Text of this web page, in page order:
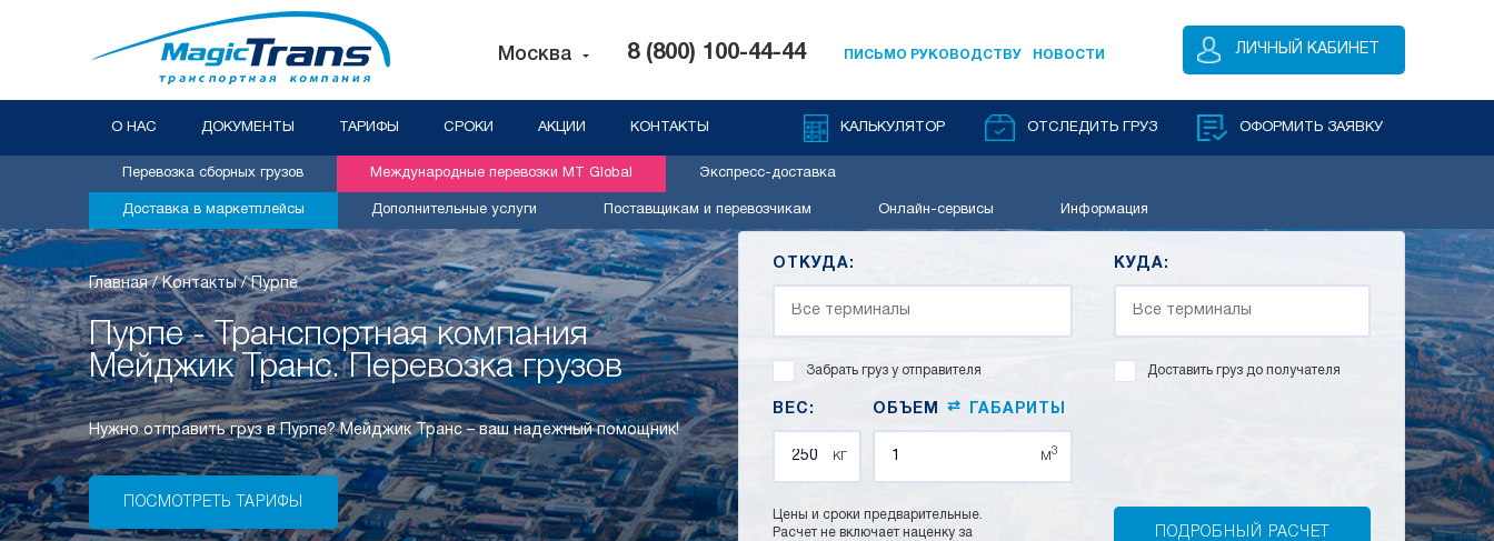
Москва 8 (800) 100-44-44 ПИСЬМО РУКОВОДСТВУ НОВОСТИ ЛИЧНЫЙ КАБИНЕТ
О НАС ДОКУМЕНТЫ ТАРИФЫ СРОКИ АКЦИИ КОНТАКТЫ КАЛЬКУЛЯТОР ОТСЛЕДИТЬ ГРУЗ ОФОРМИТЬ ЗАЯВКУ
Перевозка сборных грузов Международные перевозки MT Global Экспресс-доставка
Доставка в маркетплейсы Дополнительные услуги Поставщикам и перевозчикам Онлайн-сервисы Информация
Главная/Контакты/Пурпе
Пурпе - Транспортная компания
Мейджик Транс. Перевозка грузов
Нужно отправить груз в Пурпе? Мейджик Транс – ваш надежный помощник!
ПОСМОТРЕТЬ ТАРИФЫ
ОТКУДА:
Забрать груз у отправителя
КУДА:
Доставить груз до получателя
ВЕС:
кг
ОБЪЕМ ⇄ ГАБАРИТЫ
м3
Цены и сроки предварительные.
Расчет не включает наценку за